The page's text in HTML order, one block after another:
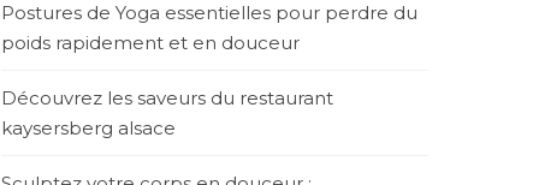
Postures de Yoga essentielles pour perdre du
poids rapidement et en douceur
Découvrez les saveurs du restaurant
kaysersberg alsace